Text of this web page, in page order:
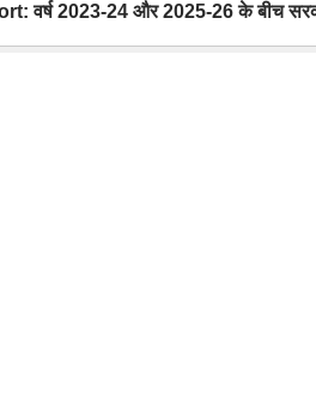
वर्ष 2023-24 और 2025-26 के बीच